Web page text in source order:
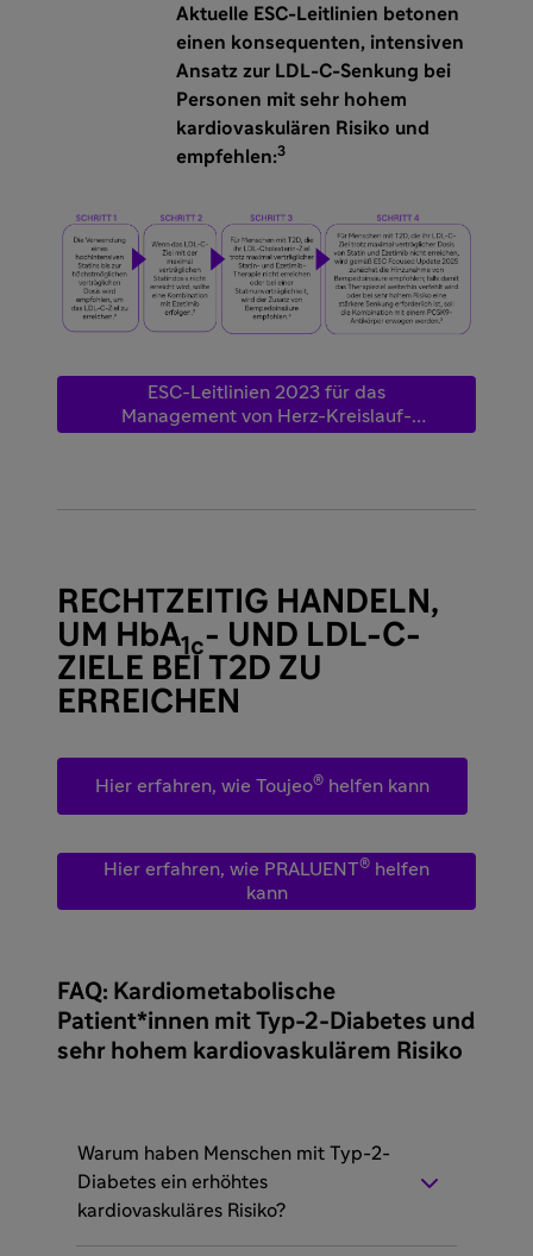
Aktuelle ESC-Leitlinien betonen
einen konsequenten, intensiven
Ansatz zur LDL-C-Senkung bei
Personen mit sehr hohem
kardiovaskulären Risiko und
empfehlen:3
ESC-Leitlinien 2023 für das
Management von Herz-Kreislauf-
RECHTZEITIG HANDELN,
UM HbA1c- UND LDL-C-
ZIELE BEI T2D ZU
ERREICHEN
Hier erfahren, wie Toujeo®helfen kann
Hier erfahren, wie PRALUENT® helfen
kann
FAQ: Kardiometabolische
Patient*innen mit Typ-2-Diabetes und
sehr hohem kardiovaskulärem Risiko
Warum haben Menschen mit Typ-2-
Diabetes ein erhöhtes
kardiovaskuläres Risiko?